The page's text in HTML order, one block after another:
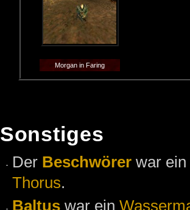
Morgan in Faring
Sonstiges
Der Beschwörer war ein
Thorus.
Baltus war ein